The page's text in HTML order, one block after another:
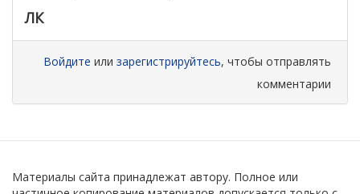
ЛК
Войдите или зарегистрируйтесь, чтобы отправлять
комментарии
Материалы сайта принадлежат автору. Полное или